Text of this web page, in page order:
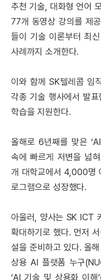
추천 기술, 대화형 언어
77개 동영상 강의를 제
들이 기술 이론부터 최
사례까지 소개한다.
이와 함께 SK텔레콤 임
각종 기술 행사에서 발
학습을 지원한다.
올해로 6년째를 맞은
속에 빠르게 저변을 넓
개 대학교에서 4,000명
로그램으로 성장했다.
아울러, 양사는 SK ICT
확대하기로 했다. 먼저
설을 준비하고 있다. 올
상용 AI 플랫폼 누구
‘AI 기술 및 상용화 이해